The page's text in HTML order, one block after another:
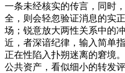
一条未经核实的传言，同时
全，则会轻忽验证消息的实
场；锐意放大两性关系中的
近，者深谙纪律，输入简单
正在性陷入扑朔迷离的窘境
公共资产，看似细小的转发